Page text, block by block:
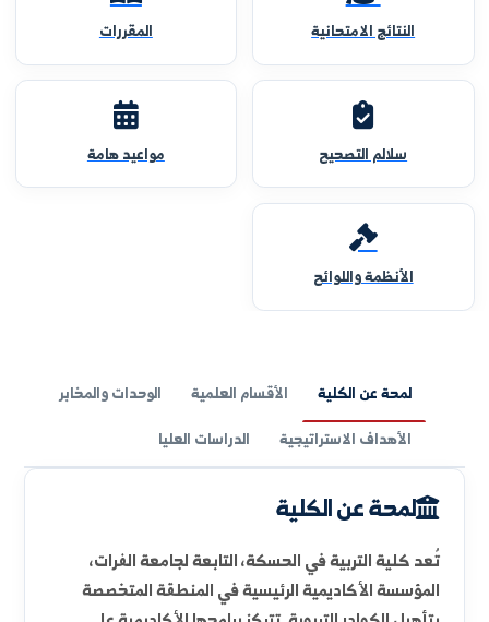
النتائج الامتحانية المقررات
سلالم التصحيح
لمحة عن الكلية
الأهداف الاستراتيجية